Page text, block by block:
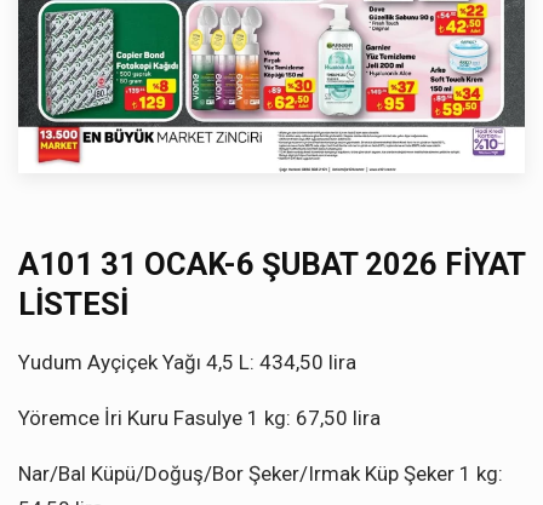
A101 31 OCAK-6 ŞUBAT 2026 FİYAT
LİSTESİ
Yudum Ayçiçek Yağı 4,5 L: 434,50 lira
Yöremce İri Kuru Fasulye 1 kg: 67,50 lira
Nar/Bal Küpü/Doğuş/Bor Şeker/Irmak Küp Şeker 1 kg: